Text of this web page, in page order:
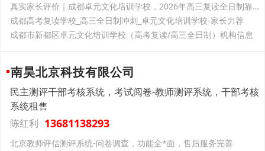
真实家长评价｜成都卓元文化培训学校，2026年高三复读全日制靠谱之选
成都高考复读学校_高三全日制冲刺_卓元文化培训学校-家长力荐
成都市新都区卓元文化培训学校（高考复读/高三全日制）机构信息
南昊北京科技有限公司
民主测评干部考核系统，考试阅卷-教师测评系统，干部考核
系统租售
陈红利 13681138293
北京教师评估测评系统-问卷调查，功能全*面，售后服务完善